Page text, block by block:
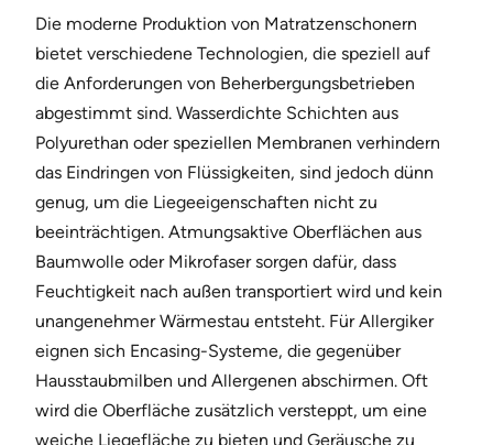
Die moderne Produktion von Matratzenschonern
bietet verschiedene Technologien, die speziell auf
die Anforderungen von Beherbergungsbetrieben
abgestimmt sind. Wasserdichte Schichten aus
Polyurethan oder speziellen Membranen verhindern
das Eindringen von Flüssigkeiten, sind jedoch dünn
genug, um die Liegeeigenschaften nicht zu
beeinträchtigen. Atmungsaktive Oberflächen aus
Baumwolle oder Mikrofaser sorgen dafür, dass
Feuchtigkeit nach außen transportiert wird und kein
unangenehmer Wärmestau entsteht. Für Allergiker
eignen sich Encasing-Systeme, die gegenüber
Hausstaubmilben und Allergenen abschirmen. Oft
wird die Oberfläche zusätzlich versteppt, um eine
weiche Liegefläche zu bieten und Geräusche zu